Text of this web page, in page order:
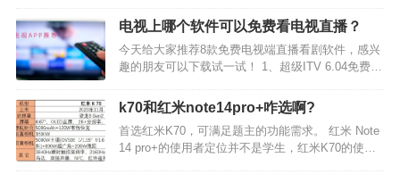
本是多次买入的大致均摊成本 $TIA 成本0 $DYM 成本0 $SAGA 成本0
$STRK 成本0 $…
电视上哪个软件可以免费看电视直播？
今天给大家推荐8款免费电视端直播看剧软件，感兴
趣的朋友可以下载试一试！ 1、超级ITV 6.04免费看
儿体育等。 2、小鲸电视 1.3.1小鲸电视是一款智能
电视应用，集成了多个内容来源，包括腾讯视…
k70和红米note14pro+咋选啊?
首选红米K70，可满足题主的功能需求。 红米 Note
14 pro+的使用者定位并不是学生，红米K70的使用